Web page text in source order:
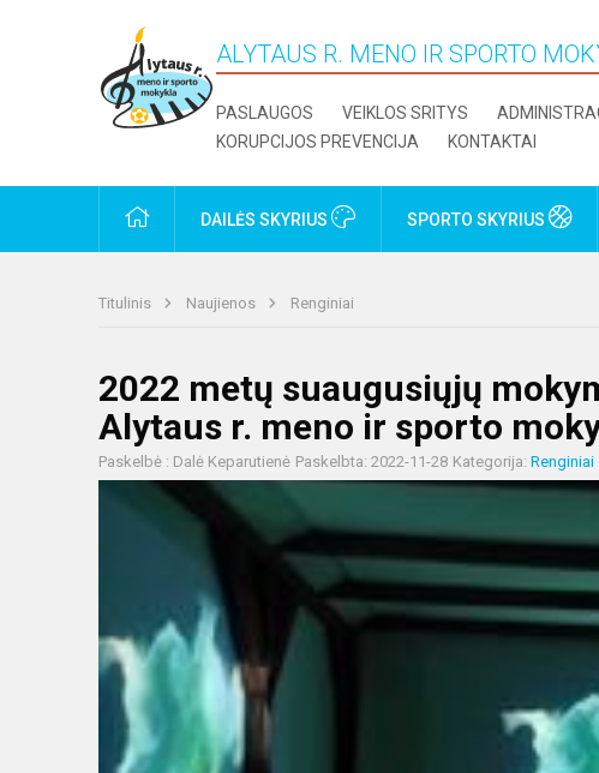
ALYTAUS R. MENO IR SPORTO
PASLAUGOS VEIKLOS SRITYS
KORUPCIJOS PREVENCIJA
KONTAKTAI
PRADŽIADAILĖS SKYRIUS SPORTO SKYRIUS
Titulinis Naujienos Renginiai
2022 metų suaugusiųjų
Alytaus r. meno ir sporto
Paskelbė : Dalė Keparutienė Paskelbta: 2022-11-28 Kategorija: Renginiai